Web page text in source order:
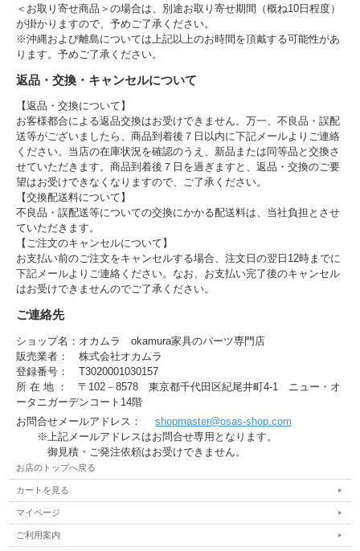
＜お取り寄せ商品＞の場合は、別途お取り寄せ期間（概ね10日程度）
が掛かりますので、予めご了承ください。
※沖縄および離島については上記以上のお時間を頂戴する可能性があ
ります。予めご了承ください。
返品・交換・キャンセルについて
【返品・交換について】
お客様都合による返品交換はお受けできません。万一、不良品・誤配
送等がございましたら、商品到着後７日以内に下記メールよりご連絡
ください。当店の在庫状況を確認のうえ、新品または同等品と交換さ
せていただきます。商品到着後７日を過ぎますと、返品・交換のご要
望はお受けできなくなりますので、ご了承ください。
【交換配送料について】
不良品・誤配送等についての交換にかかる配送料は、当社負担とさせ
ていただきます。
【ご注文のキャンセルについて】
お支払い前のご注文をキャンセルする場合、注文日の翌日12時までに
下記メールよりご連絡ください。なお、お支払い完了後のキャンセル
はお受けできませんのでご了承ください。
ご連絡先
ショップ名：オカムラ okamura家具のパーツ専門店
販売業者： 株式会社オカムラ
登録番号： T3020001030157
所 在 地 ： 〒102－8578 東京都千代田区紀尾井町4-1 ニュー・オ
ータニガーデンコート14階
お問合せメールアドレス： shopmaster@osas-shop.com
※上記メールアドレスはお問合せ専用となります。
御見積・ご発注依頼はお受けできません。
お店のトップへ戻る
カートを見る
マイページ
ご利用案内